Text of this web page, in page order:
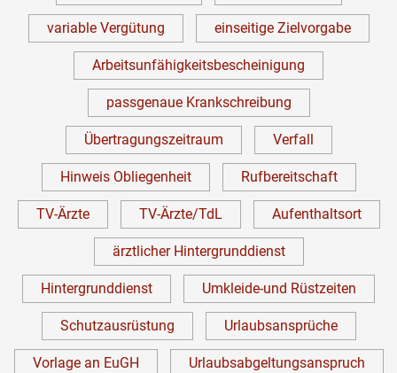
variable Vergütung einseitige Zielvorgabe
Arbeitsunfähigkeitsbescheinigung
passgenaue Krankschreibung
Übertragungszeitraum Verfall
Hinweis Obliegenheit Rufbereitschaft
TV-Ärzte TV-Ärzte/TdL Aufenthaltsort
ärztlicher Hintergrunddienst
Hintergrunddienst Umkleide-und Rüstzeiten
Schutzausrüstung Urlaubsansprüche
Vorlage an EuGH Urlaubsabgeltungsanspruch